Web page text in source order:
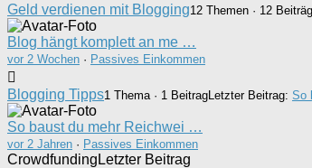
Geld verdienen mit Blogging12 Themen · 12
Blog hängt komplett an me …
vor 2 Wochen · Passives Einkommen
Blogging Tipps1 Thema · 1 BeitragLetzter Beitrag: So
So baust du mehr Reichwei …
vor 2 Jahren · Passives Einkommen
Crowdfunding Letzter Beitrag